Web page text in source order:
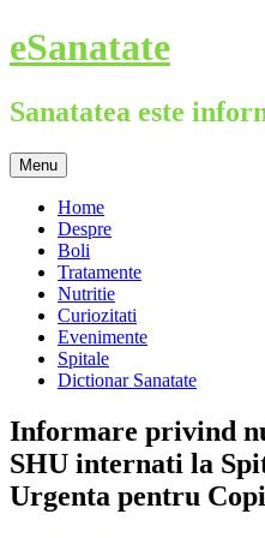
Skip
to
eSanatate
Sanatatea este
Menu
Home
Despre
Boli
Tratamente
Nutritie
Curiozitati
Evenimente
Spitale
Dictionar Sanatate
Informare privind
SHU internati la
Urgenta pentru